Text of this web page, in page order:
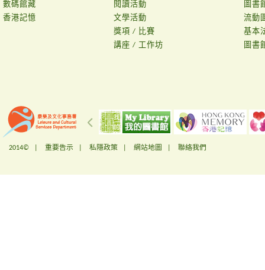
數碼館藏
香港記憶
閱讀活動
文學活動
獎項 / 比賽
講座 / 工作坊
圖書
流動
基本
圖書
2014© | 重要告示 私隱政策 網站地圖 聯絡我們